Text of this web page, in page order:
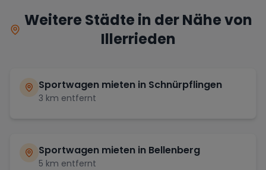
Weitere Städte in der Nähe von
Illerrieden
Sportwagen mieten in Schnürpflingen
3 km entfernt
Sportwagen mieten in Bellenberg
5 km entfernt